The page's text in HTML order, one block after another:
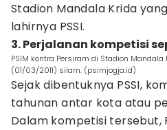
Stadion Mandala Krida
lahirnya PSSI.
3. Perjalanan kompetisi
PSIM kontra Persiram di Stadion Mandala
(01/03/2011) silam. (psimjogja.id)
Sejak dibentuknya PSSI, k
tahunan antar kota atau
Dalam kompetisi tersebut,